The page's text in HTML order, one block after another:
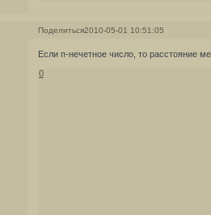
Поделиться2010-05-01 10:51:05
Если п-нечетное число, то расстояние
0